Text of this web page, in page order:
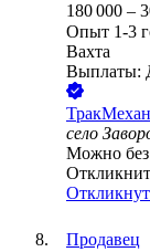
180 000 –
Опыт 1-3
Вахта
Выплаты:
село
Можно
Продавец